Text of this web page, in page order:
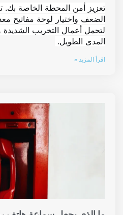
تعزيز أمن المحطة الخاصة بك.
الضعف واختيار لوحة مفاتيح
لتحمل أعمال التخريب الشديدة
المدى الطويل.
اقرأ المزيد »